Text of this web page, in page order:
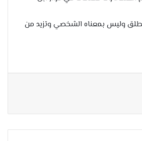
وليس بمعناه الشخصي وتزيد من